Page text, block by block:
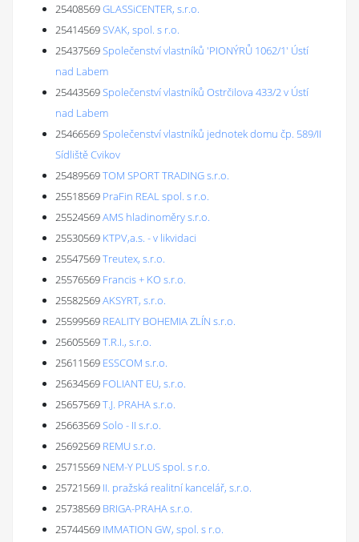
25408569GLASSiCENTER, s.r.o.
25414569SVAK, spol. s r.o.
25437569Společenství vlastníků 'PIONÝRŮ 1062/1' Ústí
nad Labem
25443569Společenství vlastníků Ostrčilova 433/2 v Ústí
nad Labem
25466569Společenství vlastníků jednotek domu čp. 589/II
Sídliště Cvikov
25489569TOM SPORT TRADING s.r.o.
25518569 PraFin REAL spol. s r.o.
25524569AMS hladinoměry s.r.o.
25530569 KTPV,a.s. - v likvidaci
25547569Treutex, s.r.o.
25576569 Francis + KO s.r.o.
25582569AKSYRT, s.r.o.
25599569 REALITY BOHEMIA ZLÍN s.r.o.
25605569T.R.I., s.r.o.
25611569 ESSCOM s.r.o.
25634569 FOLIANT EU, s.r.o.
25657569T.J. PRAHA s.r.o.
25663569Solo - II s.r.o.
25692569 REMU s.r.o.
25715569 NEM-Y PLUS spol. s r.o.
25721569 II. pražská realitní kancelář, s.r.o.
25738569 BRIGA-PRAHA s.r.o.
25744569 IMMATION GW, spol. s r.o.